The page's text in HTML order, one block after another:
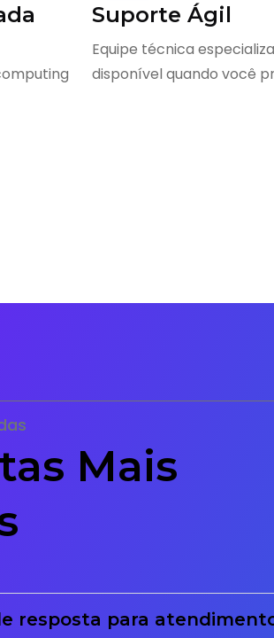
Suporte Ágil
Equipe técnica
disponível quando você
Mais
resposta para